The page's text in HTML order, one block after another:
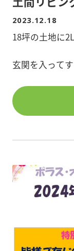
2023.12.18
18坪の土地に
玄関を入って
コンパクトな
玄関とは分離
で程よいアク
耐久性に優れ
ので、観葉植
彩な用途を持
またキッチン